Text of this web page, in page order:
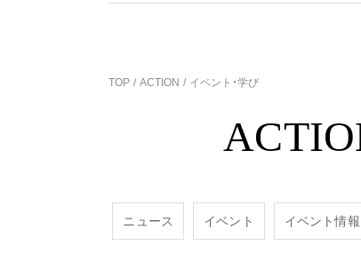
TOP ACTION イベント・学び
ニュース イベント イベント情報